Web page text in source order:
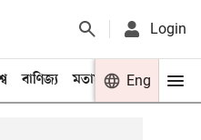
Login
বাণিজ্য মতামত খেলা
Eng